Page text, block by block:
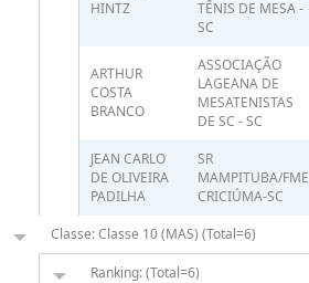
HINTZ
TÊNIS DE MESA -
SC
ARTHUR
COSTA
BRANCO
ASSOCIAÇÃO
LAGEANA DE
MESATENISTAS
DE SC - SC
JEAN CARLO
DE OLIVEIRA
PADILHA
SR
MAMPITUBA/FME
CRICIÚMA-SC
Classe: Classe 10 (MAS) (Total=6)
Ranking: (Total=6)